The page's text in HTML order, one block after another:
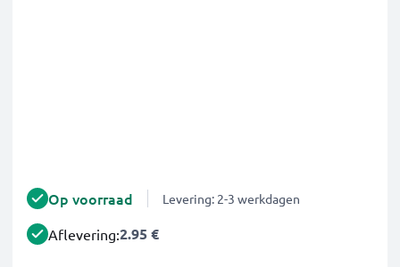
Op voorraad Levering: 2-3 werkdagen
Aflevering:2.95 €